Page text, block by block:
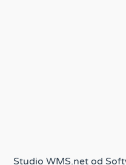
Studio WMS.net od